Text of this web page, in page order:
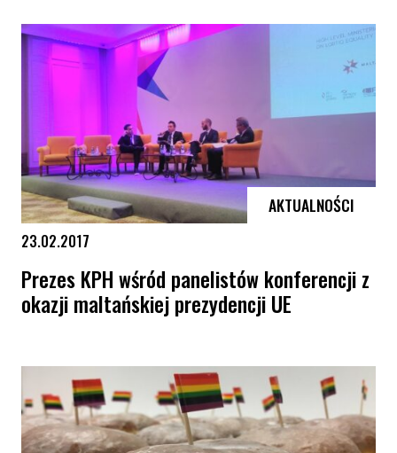
AKTUALNOŚCI
23.02.2017
Prezes KPH wśród panelistów konferencji z
okazji maltańskiej prezydencji UE